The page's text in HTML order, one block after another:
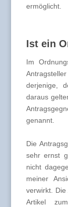
ermöglicht.
Ist ein
Im
derjenige,
daraus
genannt.
Die
sehr ernst
nicht
meiner
verwirkt.
Artikel